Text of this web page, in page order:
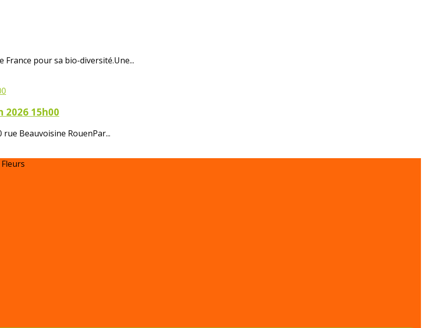
pour sa bio-diversité.Une...
2026 15h00
Beauvoisine RouenPar...